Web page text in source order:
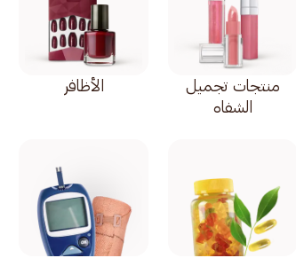
منتجات تجميل
الشفاه
الأظافر